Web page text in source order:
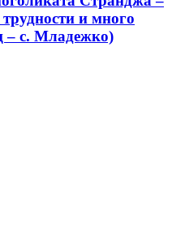
и много
– с. Младежко)